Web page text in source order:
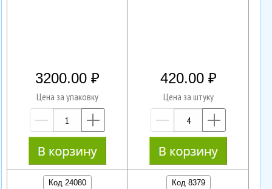
3200.00
Цена за упаковку
—
420.00
Цена за штуку
—
Код 24080 Код 8379